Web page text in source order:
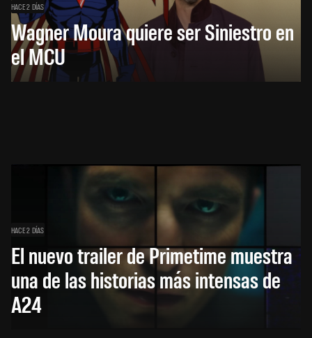
HACE 2 DÍAS
Wagner Moura quiere ser Siniestro en
el MCU
HACE 2 DÍAS
El nuevo trailer de Primetime muestra
una de las historias más intensas de
A24